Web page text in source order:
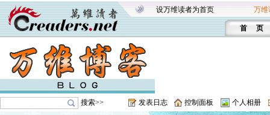
设万维读者为首页 万维
首 页
搜索>> 发表日志 控制面板 个人相册